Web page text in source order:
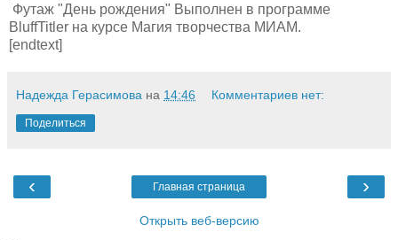
Футаж "День рождения" Выполнен в программе
BluffTitler на курсе Магия творчества МИАМ.
[endtext]
Надежда Герасимова на 14:46 Комментариев нет:
Поделиться
‹ ›
Главная страница
Открыть веб-версию